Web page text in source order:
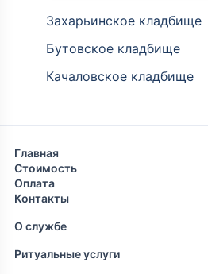
Захарьинское кладбище
Бутовское кладбище
Качаловское кладбище
Главная
Стоимость
Оплата
Контакты
О службе
Ритуальные услуги